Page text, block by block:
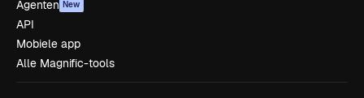
Agenten New
API
Mobiele app
Alle Magnific-tools